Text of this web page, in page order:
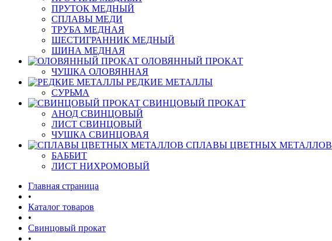
ПРУТОК МЕДНЫЙ
СПЛАВЫ МЕДИ
ТРУБА МЕДНАЯ
ШЕСТИГРАННИК МЕДНЫЙ
ШИНА МЕДНАЯ
ОЛОВЯННЫЙ ПРОКАТ
ЧУШКА ОЛОВЯННАЯ
РЕДКИЕ МЕТАЛЛЫ
СУРЬМА
СВИНЦОВЫЙ ПРОКАТ
АНОД СВИНЦОВЫЙ
ЛИСТ СВИНЦОВЫЙ
ЧУШКА СВИНЦОВАЯ
СПЛАВЫ ЦВЕТНЫХ МЕТАЛЛОВ
БАББИТ
ЛИСТ НИХРОМОВЫЙ
Главная страница
•
Каталог товаров
•
Свинцовый прокат
•